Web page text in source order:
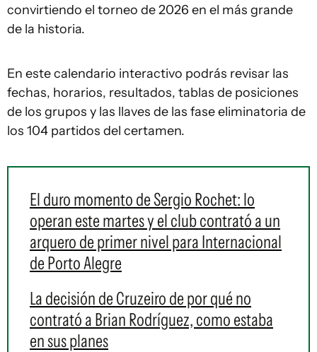
convirtiendo el torneo de 2026 en el más grande
de la historia.
En este calendario interactivo podrás revisar las
fechas, horarios, resultados, tablas de posiciones
de los grupos y las llaves de las fase eliminatoria de
los 104 partidos del certamen.
El duro momento de Sergio Rochet: lo
operan este martes y el club contrató a un
arquero de primer nivel para Internacional
de Porto Alegre
La decisión de Cruzeiro de por qué no
contrató a Brian Rodríguez, como estaba
en sus planes